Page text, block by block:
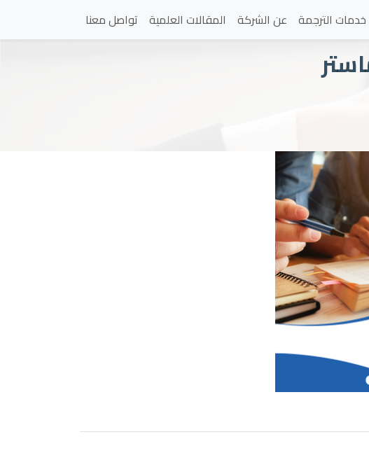
خدمات الترجمة عن الشركة المقالات العلمية تواصل معنا